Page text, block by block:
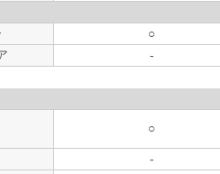
○
-
○
-